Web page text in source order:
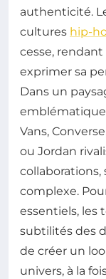
authenticité.
cultures hip-
cesse,
exprimer sa
Dans un
Vans,
ou Jordan
collaborations,
complexe.
essentiels, les
subtilités des
de créer un
univers, à la